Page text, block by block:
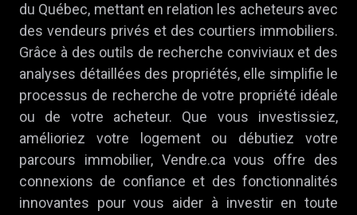
du Québec, mettant en relation les acheteurs avec
des vendeurs privés et des courtiers immobiliers.
Grâce à des outils de recherche conviviaux et des
analyses détaillées des propriétés, elle simplifie le
processus de recherche de votre propriété idéale
ou de votre acheteur. Que vous investissiez,
amélioriez votre logement ou débutiez votre
parcours immobilier, Vendre.ca vous offre des
connexions de confiance et des fonctionnalités
innovantes pour vous aider à investir en toute